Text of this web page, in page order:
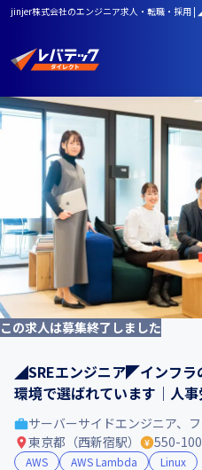
jinjer株式会社のエンジニア求人・転職・採用
この求人は募集終了しました
◢SREエンジニア◤インフ
環境で選ばれています│人
サーバーサイドエンジニア、
東京都（西新宿駅）
550-
AWS AWS Lambda
Linux